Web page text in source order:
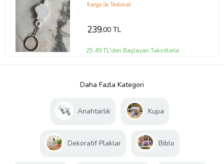
Kargo ile Teslimat
239,00 TL
25,49 TL'den Başlayan Taksitlerle
Daha Fazla Kategori
Anahtarlık Kupa
Dekoratif Plaklar Biblo